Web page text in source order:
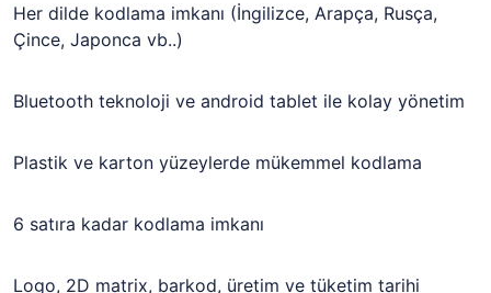
Her dilde kodlama imkanı (İngilizce, Arapça, Rusça,
Çince, Japonca vb..)
Bluetooth teknoloji ve android tablet ile kolay yönetim
Plastik ve karton yüzeylerde mükemmel kodlama
6 satıra kadar kodlama imkanı
Logo, 2D matrix, barkod, üretim ve tüketim tarihi